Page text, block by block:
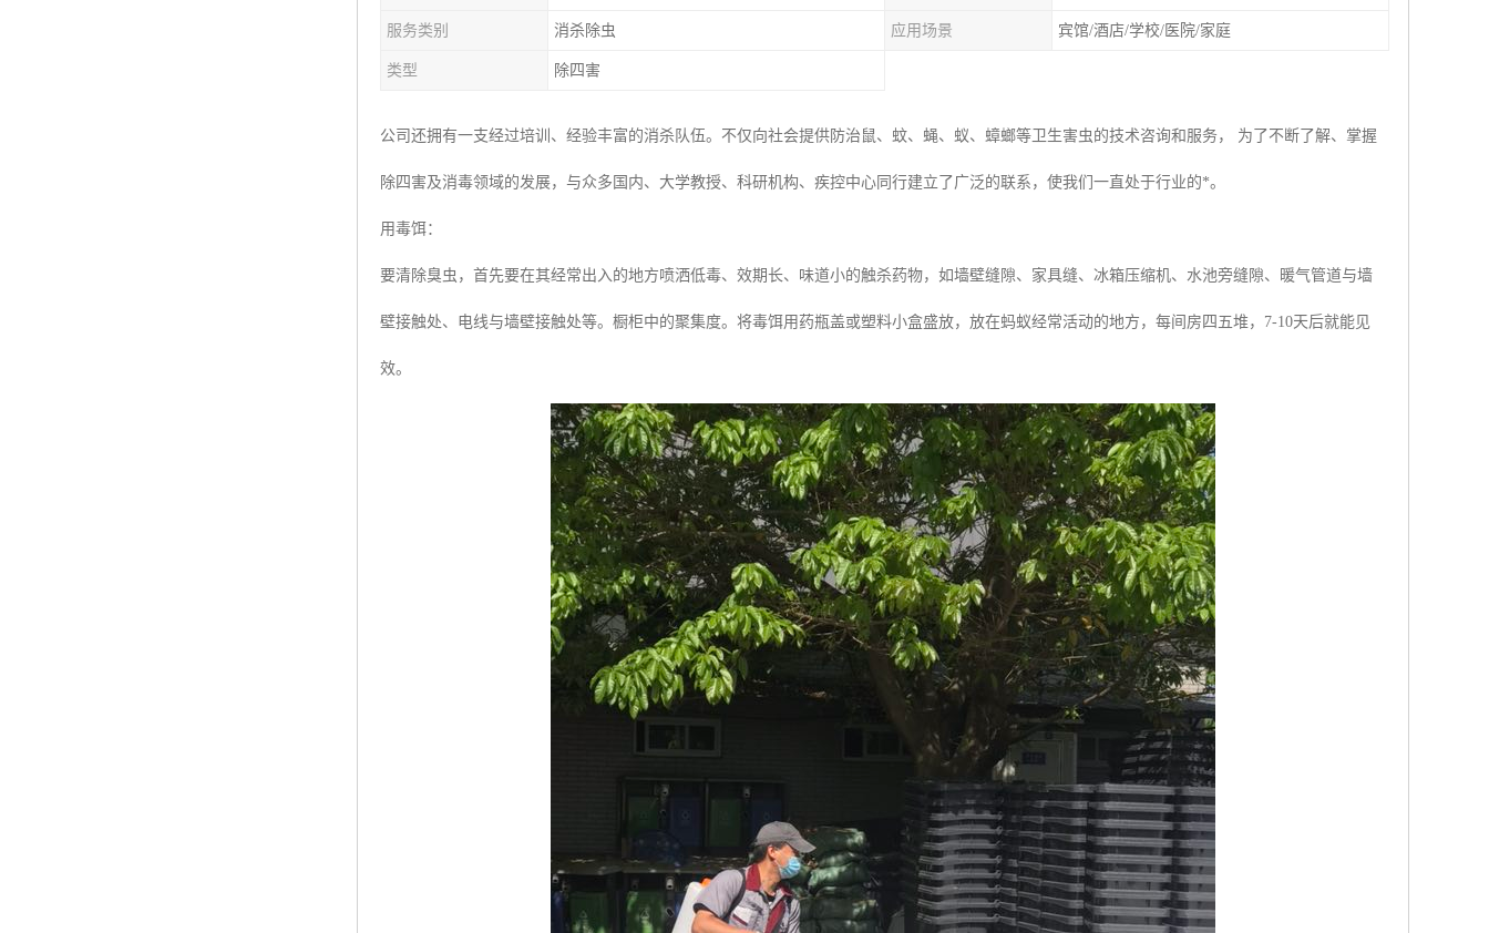
服务类别 消杀除虫 应用场景 宾馆/酒店/学校/医院/家庭
类型 除四害
公司还拥有一支经过培训、经验丰富的消杀队伍。不仅向社会提供防治鼠、蚊、蝇、蚁、蟑螂等卫生害虫的技术咨询和服务， 为了不断了解、掌握
除四害及消毒领域的发展，与众多国内、大学教授、科研机构、疾控中心同行建立了广泛的联系，使我们一直处于行业的*。
用毒饵：
要清除臭虫，首先要在其经常出入的地方喷洒低毒、效期长、味道小的触杀药物，如墙壁缝隙、家具缝、冰箱压缩机、水池旁缝隙、暖气管道与墙
壁接触处、电线与墙壁接触处等。橱柜中的聚集度。将毒饵用药瓶盖或塑料小盒盛放，放在蚂蚁经常活动的地方，每间房四五堆，7-10天后就能见
效。